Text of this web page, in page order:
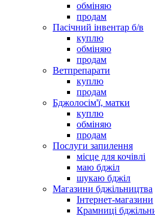
обміняю
продам
Пасічний інвентар б/в
куплю
обміняю
продам
Ветпрепарати
куплю
продам
Бджолосім'ї, матки
куплю
обміняю
продам
Послуги запилення
місце для кочівлі
маю бджіл
шукаю бджіл
Магазини бджільництва
Інтернет-магазини
Крамниці